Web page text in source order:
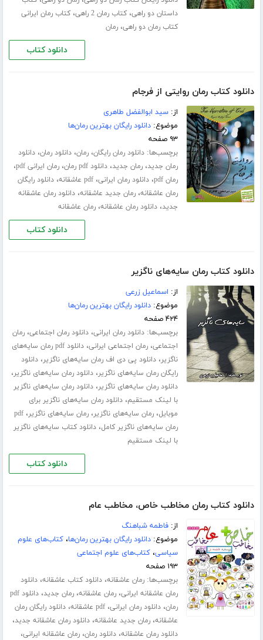
داستان دو راهی،کتاب رمان 2 راهی ،کتاب رمان ایرانی
کتاب رمان دو راهی،رمان
دانلود کتاب
دانلود کتاب رمان روایتی از فرجام
از:سید ابوالفضل طاهری
موضوع:دانلود رایگان بهترین رمان‌ها
۹۳ صفحه
برچسب‌ها:دانلود رمان رایگان،رمان،دانلود رمان،دانلود
رمان جدید،رمان جدید،دانلود pdf رمان ،رمان ایرانی pdf ،
رمان pdf ،دانلود رمان ایرانی،pdf عاشقانه ،دانلود رایگان
رمان عاشقانه،رمان جدید عاشقانه،دانلود رمان عاشقانه
جدید،دانلود رمان عاشقانه،رمان عاشقانه
دانلود کتاب
دانلود کتاب رمان سایه‌های ناگزیر
از: اسماعیل زرعی
موضوع:دانلود رایگان بهترین رمان‌ها
۴۲۴ صفحه
برچسب‌ها:دانلود رمان ایرانی،دانلود رمان اجتماعی،رمان
اجتماعی،رمان اجتماعی ایرانی،
دانلود pdf رمان سایه‌های
ناگزیر،دانلود پی دی اف رمان سایه‌های ناگزیر،دانلود
رایگان رمان سایه‌های ناگزیر،دانلود رمان سایه‌های ناگزیر،
دانلود رمان سایه‌های ناگزیر،دانلود رمان سایه‌های ناگزیر
با لینک مستقیم،دانلود رمان سایه‌های ناگزیر برای
موبایل،رمان سایه‌های ناگزیر،رمان سایه‌های ناگزیر،pdf
رمان سایه‌های ناگزیر کامل،دانلود کتاب سایه‌های ناگزیر
با لینک مستقیم
دانلود کتاب
دانلود کتاب رمان مخاطب خاص، مخاطب عام
از:فاطمه شباهنگ
موضوع:دانلود رایگان بهترین رمان‌ها،کتاب‌های علوم
سیاسی،کتاب‌های علوم اجتماعی
۱۹۳ صفحه
برچسب‌ها:رمان عاشقانه،دانلود کتاب عاشقانه،دانلود
رمان عاشقانه ایرانی،رمان عاشقانه،رمان جدید،
دانلود pdf
رمان،دانلود رمان ایرانی،pdf عاشقانه ،دانلود رایگان رمان
عاشقانه،رمان جدید عاشقانه،دانلود رمان عاشقانه جدید،
دانلود رمان عاشقانه،دانلود رمان،رمان عاشقانه ایرانی،